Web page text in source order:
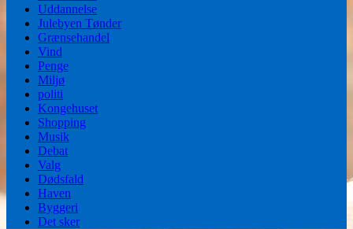
Uddannelse
Julebyen Tønder
Grænsehandel
Vind
Penge
Miljø
politi
Kongehuset
Shopping
Musik
Debat
Valg
Dødsfald
Haven
Byggeri
Det sker